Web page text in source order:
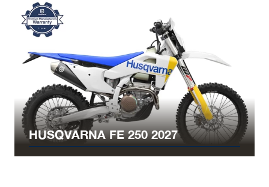
HUSQVARNA FE 250 2027